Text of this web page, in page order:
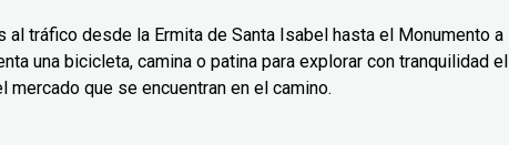
al tráfico desde la Ermita de Santa Isabel hasta el Monumento a
una bicicleta, camina o patina para explorar con tranquilidad el
que se encuentran en el camino.